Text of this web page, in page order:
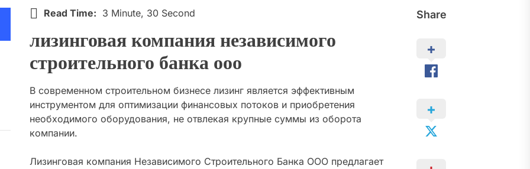
Share
Read Time: 3 Minute, 30 Second
лизинговая компания независимого
строительного банка ооо
В современном строительном бизнесе лизинг является эффективным
инструментом для оптимизации финансовых потоков и приобретения
необходимого оборудования, не отвлекая крупные суммы из оборота
компании.
Лизинговая компания Независимого Строительного Банка ООО предлагает